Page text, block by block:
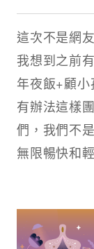
這次不是網
我想到之前
年夜飯+顧
有辦法這樣
們，我們不
無限暢快和